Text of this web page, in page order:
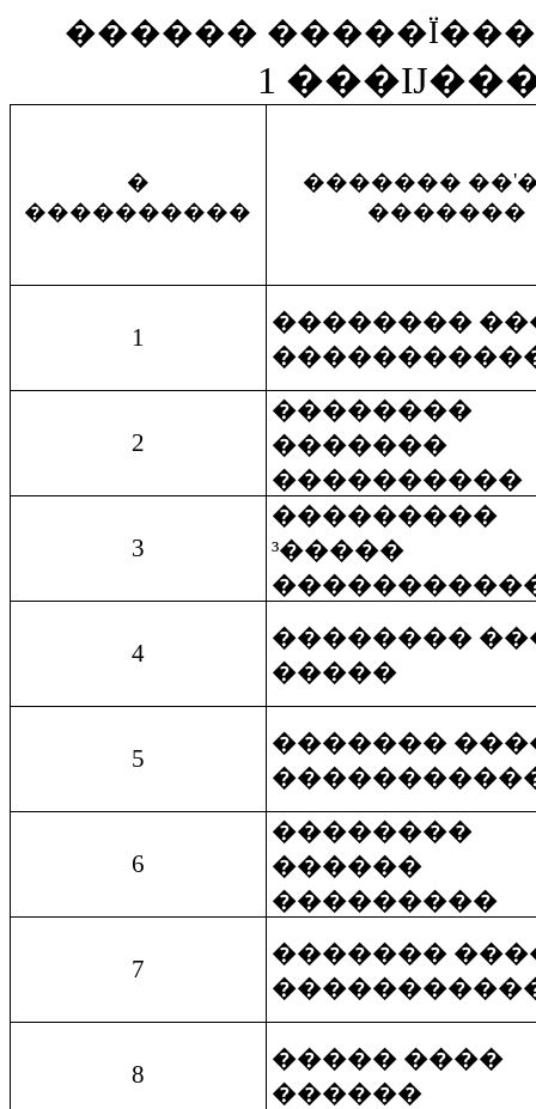
������
1
�
����������
�������
�������
1
��������
2
��������
�������
����������
3
���������
³�����
4
��������
�����
5
�������
6
��������
������
���������
7
�������
8
����� ����
������